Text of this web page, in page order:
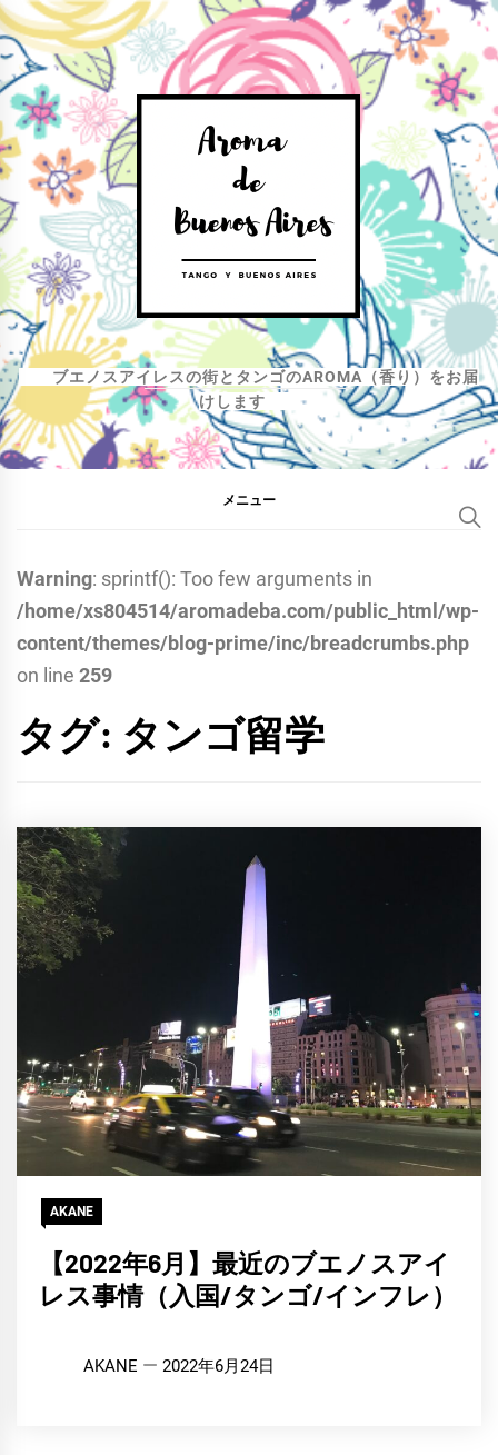
コ
ン
テ
ン
ツ
へ
ス
キ
ッ
プ
ブエノスアイレスの街とタンゴのAROMA（香り）をお届
けします
メニュー
Warning: sprintf(): Too few arguments in
/home/xs804514/aromadeba.com/public_html/wp-
content/themes/blog-prime/inc/breadcrumbs.php
on line 259
タグ: タンゴ留学
AKANE
【2022年6月】最近のブエノスアイ
レス事情（入国/タンゴ/インフレ）
AKANE 2022年6月24日